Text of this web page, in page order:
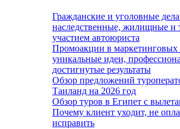
Гражданские и уголовные
наследственные, жилищные и
участием автоюриста
Промоакции в маркетинговых
уникальные идеи,
достигнутые результаты
Обзор предложений
Таиланд на 2026 год
Обзор туров в Египет с
Почему клиент уходит, не
исправить